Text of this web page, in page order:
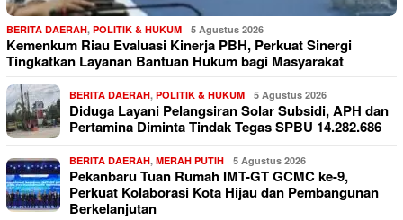
BERITA DAERAH, POLITIK & HUKUM 5 Agustus 2026
Kemenkum Riau Evaluasi Kinerja PBH, Perkuat Sinergi
Tingkatkan Layanan Bantuan Hukum bagi Masyarakat
BERITA DAERAH, POLITIK & HUKUM 5 Agustus 2026
Diduga Layani Pelangsiran Solar Subsidi, APH dan
Pertamina Diminta Tindak Tegas SPBU 14.282.686
BERITA DAERAH, MERAH PUTIH 5 Agustus 2026
Pekanbaru Tuan Rumah IMT-GT GCMC ke-9,
Perkuat Kolaborasi Kota Hijau dan Pembangunan
Berkelanjutan